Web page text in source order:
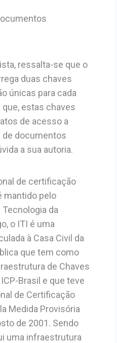
ressalta-se que o
duas chaves
únicas para cada
estas chaves
de acesso a
de documentos
a sua autoria.
de certificação
mantido pelo
da
o ITI é uma
à Casa Civil da
que tem como
de Chaves
Brasil e que teve
de Certificação
Medida Provisória
de 2001. Sendo
uma infraestrutura